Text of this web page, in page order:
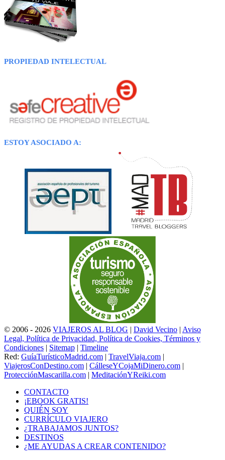
PROPIEDAD INTELECTUAL
ESTOY ASOCIADO A:
© 2006 - 2026 VIAJEROS AL BLOG | David Vecino | Aviso
Legal, Política de Privacidad, Política de Cookies, Términos y
Condiciones | Sitemap | Timeline
Red: GuíaTurísticoMadrid.com | TravelViaja.com |
ViajerosConDestino.com | CálleseYCojaMiDinero.com |
ProtecciónMascarilla.com | MeditaciónYReiki.com
CONTACTO
¡EBOOK GRATIS!
QUIÉN SOY
CURRÍCULO VIAJERO
¿TRABAJAMOS JUNTOS?
DESTINOS
¿ME AYUDAS A CREAR CONTENIDO?